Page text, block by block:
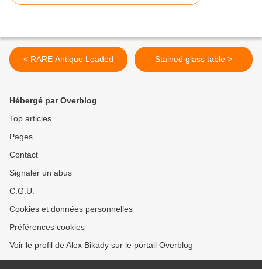
< RARE Antique Leaded Stained glass table >
Hébergé par Overblog
Top articles
Pages
Contact
Signaler un abus
C.G.U.
Cookies et données personnelles
Préférences cookies
Voir le profil de Alex Bikady sur le portail Overblog